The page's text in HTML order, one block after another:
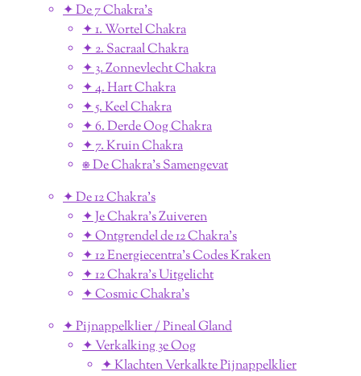
✦ De 7 Chakra's
✦ 1. Wortel Chakra
✦ 2. Sacraal Chakra
✦ 3. Zonnevlecht Chakra
✦ 4. Hart Chakra
✦ 5. Keel Chakra
✦ 6. Derde Oog Chakra
✦ 7. Kruin Chakra
⎈ De Chakra's Samengevat
✦ De 12 Chakra's
✦ Je Chakra's Zuiveren
✦ Ontgrendel de 12 Chakra's
✦ 12 Energiecentra's Codes Kraken
✦ 12 Chakra's Uitgelicht
✦ Cosmic Chakra's
✦ Pijnappelklier / Pineal Gland
✦ Verkalking 3e Oog
✦ Klachten Verkalkte Pijnappelklier